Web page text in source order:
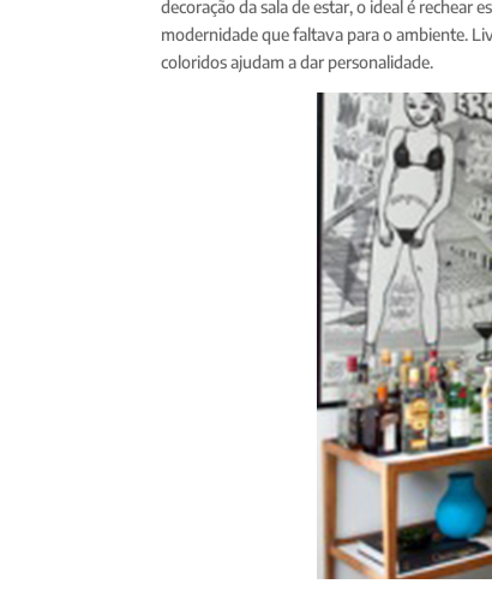
decoração da sala de estar, o ideal é rechear
modernidade que faltava para o ambiente.
coloridos ajudam a dar personalidade.